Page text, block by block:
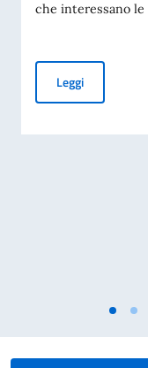
che interessano
LeggiAVVISO